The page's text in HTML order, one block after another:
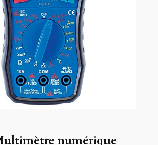
numérique